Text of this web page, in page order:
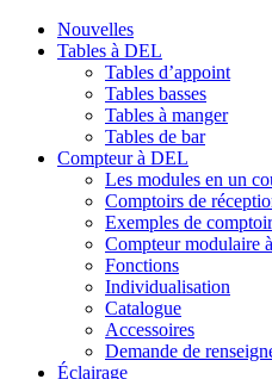
Nouvelles
Tables à DEL
Tables d’appoint
Tables basses
Tables à manger
Tables de bar
Compteur à DEL
Les modules en un
Comptoirs de
Exemples de
Compteur modulaire
Fonctions
Individualisation
Catalogue
Accessoires
Demande de
Éclairage